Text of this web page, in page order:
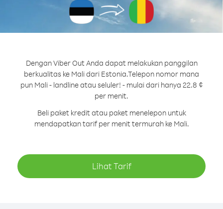
Dengan Viber Out Anda dapat melakukan panggilan
berkualitas ke Mali dari Estonia.Telepon nomor mana
pun Mali - landline atau seluler! - mulai dari hanya 22.8 ¢
per menit.
Beli paket kredit atau paket menelepon untuk
mendapatkan tarif per menit termurah ke Mali.
Lihat Tarif